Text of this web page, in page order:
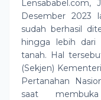
Lensababel.com,
Desember 2023
sudah berhasil
hingga lebih dari
tanah. Hal
(Sekjen)
Pertanahan
saat